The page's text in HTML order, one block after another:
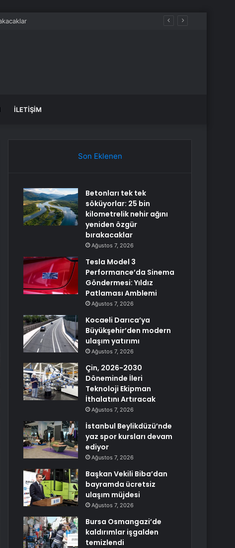
İLETIŞIM
Son Eklenen
Betonları tek tek
söküyorlar: 25 bin
kilometrelik nehir ağını
yeniden özgür
bırakacaklar
Ağustos 7, 2026
Tesla Model 3
Performance’da Sinema
Göndermesi: Yıldız
Patlaması Amblemi
Ağustos 7, 2026
Kocaeli Darıca’ya
Büyükşehir’den modern
ulaşım yatırımı
Ağustos 7, 2026
Çin, 2026-2030
Döneminde İleri
Teknoloji Ekipman
İthalatını Artıracak
Ağustos 7, 2026
İstanbul Beylikdüzü’nde
yaz spor kursları devam
ediyor
Ağustos 7, 2026
Başkan Vekili Biba’dan
bayramda ücretsiz
ulaşım müjdesi
Ağustos 7, 2026
Bursa Osmangazi’de
kaldırımlar işgalden
temizlendi